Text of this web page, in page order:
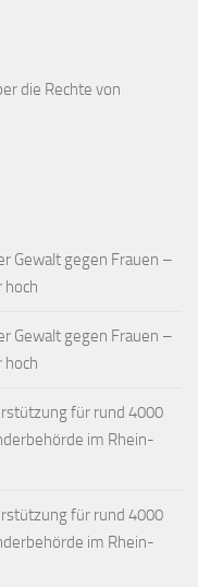
die Rechte von
Gewalt gegen Frauen –
hoch
Gewalt gegen Frauen –
hoch
für rund 4000
im Rhein-
für rund 4000
im Rhein-